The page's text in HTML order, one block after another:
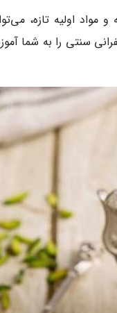
اولیه تازه،
سنتی را به شما